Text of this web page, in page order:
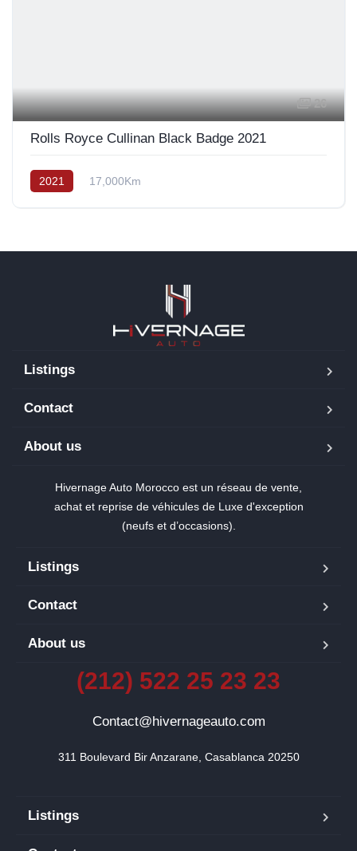
26
Rolls Royce Cullinan Black Badge 2021
2021 17,000Km
Listings
Contact
About us
Hivernage Auto Morocco est un réseau de vente,
achat et reprise de véhicules de Luxe d'exception
(neufs et d’occasions).
Listings
Contact
About us
(212) 522 25 23 23
Contact@hivernageauto.com
311 Boulevard Bir Anzarane, Casablanca 20250
Listings